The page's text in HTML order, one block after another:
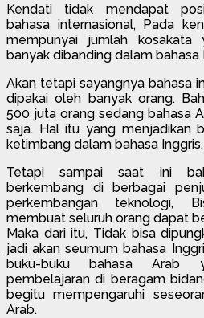
Kendati tidak mendapat
bahasa internasional, Pada
mempunyai jumlah
banyak dibanding dalam bahasa
Akan tetapi sayangnya bahasa
dipakai oleh banyak orang.
500 juta orang sedang bahasa
saja. Hal itu yang menjadikan
ketimbang dalam bahasa Inggris.
Tetapi sampai saat ini
berkembang di berbagai
perkembangan teknologi,
membuat seluruh orang dapat
Maka dari itu, Tidak bisa
jadi akan seumum bahasa
buku-buku bahasa Arab
pembelajaran di beragam
begitu mempengaruhi
Arab.